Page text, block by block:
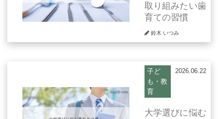
取り組みたい歯
育ての習慣
鈴木 いつみ
子ど
も・教
育
2026.06.22
大学選びに悩む